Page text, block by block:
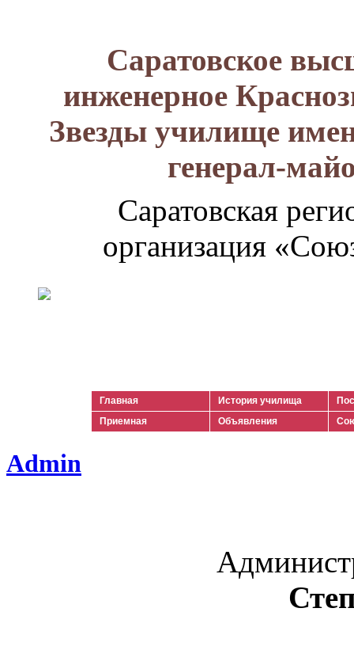
Саратовское
инженерное
Звезды училище
генерал-
Саратовская
организация
Главная История училища
Приемная
Объявления
Admin